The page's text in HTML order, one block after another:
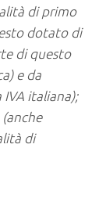
di primo
dotato di
di questo
e da
italiana);
di